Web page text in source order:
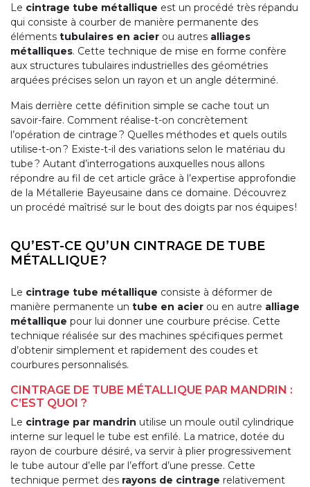
ET FINITION
INDUSTRIELLE
SOUDURE
NOS
RÉALISATIONS
Le cintrage tube métallique est un procédé très répandu
qui consiste à courber de manière permanente des
éléments tubulaires en acier ou autres alliages
métalliques. Cette technique de mise en forme confère
aux structures tubulaires industrielles des géométries
arquées précises selon un rayon et un angle déterminé.
Mais derrière cette définition simple se cache tout un
savoir-faire. Comment réalise-t-on concrètement
l’opération de cintrage ? Quelles méthodes et quels outils
utilise-t-on ? Existe-t-il des variations selon le matériau du
tube ? Autant d’interrogations auxquelles nous allons
répondre au fil de cet article grâce à l’expertise approfondie
de la Métallerie Bayeusaine dans ce domaine. Découvrez
un procédé maîtrisé sur le bout des doigts par nos équipes !
QU’EST-CE QU’UN CINTRAGE DE TUBE
MÉTALLIQUE ?
Le cintrage tube métallique consiste à déformer de
manière permanente un tube en acier ou en autre alliage
métallique pour lui donner une courbure précise. Cette
technique réalisée sur des machines spécifiques permet
d’obtenir simplement et rapidement des coudes et
courbures personnalisés.
CINTRAGE DE TUBE MÉTALLIQUE PAR MANDRIN :
C’EST QUOI ?
Le cintrage par mandrin utilise un moule outil cylindrique
interne sur lequel le tube est enfilé. La matrice, dotée du
rayon de courbure désiré, va servir à plier progressivement
le tube autour d’elle par l’effort d’une presse. Cette
technique permet des rayons de cintrage relativement